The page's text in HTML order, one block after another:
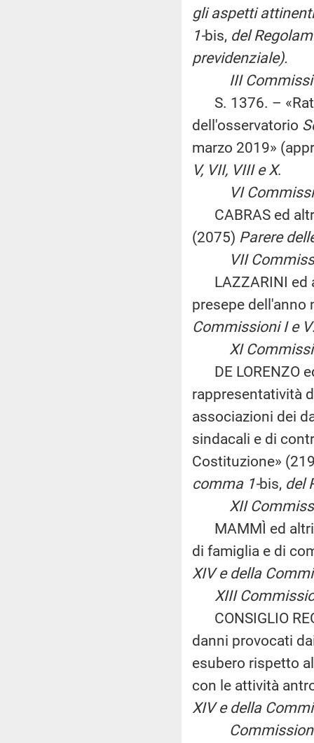
gli aspetti
1-bis, del
previdenziale).
III
S. 1376. –
dell'osservatorio
marzo 2019»
V, VII, VIII e X.
VI
CABRAS ed
(2075) Parere
VII
LAZZARINI ed
presepe dell'anno
Commissioni I e V
XI
DE LORENZO
rappresentatività
associazioni dei
sindacali e di
Costituzione»
comma 1-bis, del
XII
MAMMÌ ed altri:
di famiglia e di
XIV e della
XIII
CONSIGLIO
danni provocati
esubero rispetto
con le attività
XIV e della
Commissioni